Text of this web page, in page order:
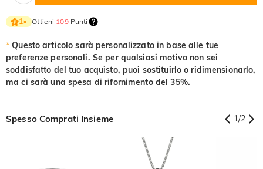
1× Ottieni 109Punti
* Questo articolo sarà personalizzato in base alle tue
preferenze personali. Se per qualsiasi motivo non sei
soddisfatto del tuo acquisto, puoi sostituirlo o ridimensionarlo,
ma ci sarà una spesa di rifornimento del 35%.
Spesso Comprati Insieme 1/2